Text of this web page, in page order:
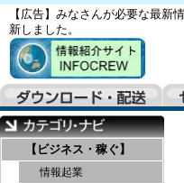
【広告】みなさんが必要な最新
新しました。
【ビジネス・稼ぐ】
情報起業